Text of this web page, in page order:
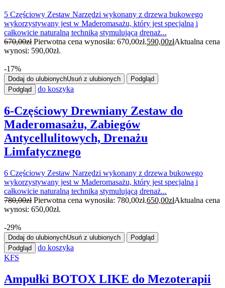
5 Częściowy Zestaw Narzędzi wykonany z drzewa bukowego
wykorzystywany jest w Maderomasażu, który jest specjalną i
całkowicie naturalną techniką stymulującą drenaż...
670,00zł Pierwotna cena wynosiła: 670,00zł.590,00złAktualna cena
wynosi: 590,00zł.
-17%
Dodaj do ulubionychUsuń z ulubionych
Podgląd
Podgląd
do koszyka
6-Częściowy Drewniany Zestaw do
Maderomasażu, Zabiegów
Antycellulitowych, Drenażu
Limfatycznego
6 Częściowy Zestaw Narzędzi wykonany z drzewa bukowego
wykorzystywany jest w Maderomasażu, który jest specjalną i
całkowicie naturalną techniką stymulującą drenaż...
780,00zł Pierwotna cena wynosiła: 780,00zł.650,00złAktualna cena
wynosi: 650,00zł.
-29%
Dodaj do ulubionychUsuń z ulubionych
Podgląd
Podgląd
do koszyka
KFS
Ampułki BOTOX LIKE do Mezoterapii